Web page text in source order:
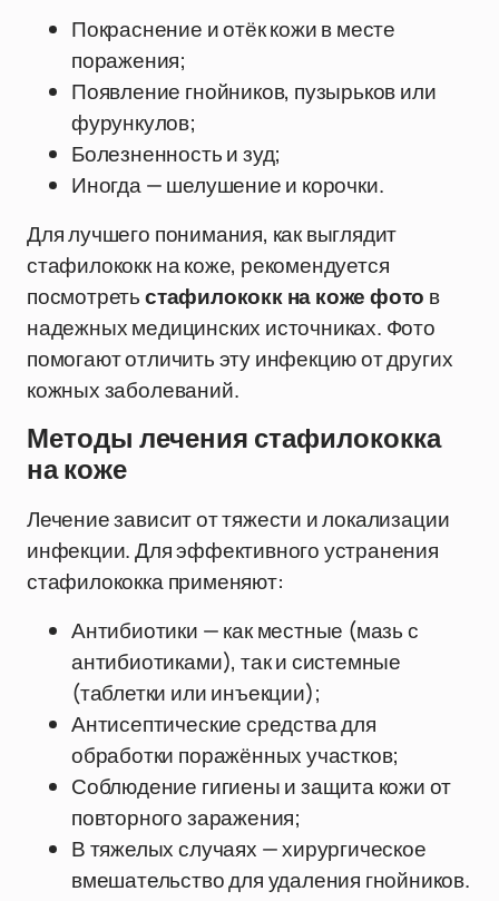
Покраснение и отёк кожи в месте
поражения;
Появление гнойников, пузырьков или
фурункулов;
Болезненность и зуд;
Иногда — шелушение и корочки.
Для лучшего понимания, как выглядит
стафилококк на коже, рекомендуется
посмотретьстафилококк на коже фото в
надежных медицинских источниках. Фото
помогают отличить эту инфекцию от других
кожных заболеваний.
Методы лечения стафилококка
на коже
Лечение зависит от тяжести и локализации
инфекции. Для эффективного устранения
стафилококка применяют:
Антибиотики — как местные (мазь с
антибиотиками), так и системные
(таблетки или инъекции);
Антисептические средства для
обработки поражённых участков;
Соблюдение гигиены и защита кожи от
повторного заражения;
В тяжелых случаях — хирургическое
вмешательство для удаления гнойников.